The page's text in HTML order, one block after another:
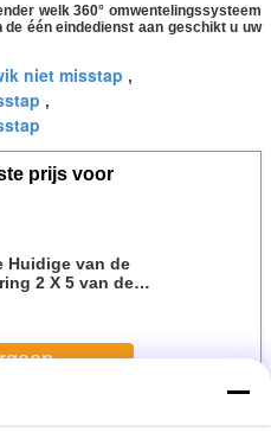
welk 360° omwentelingssysteem
één eindedienst aan geschikt u uw
niet misstap ,
,
prijs voor
Huidige van de
2 X 5 van de